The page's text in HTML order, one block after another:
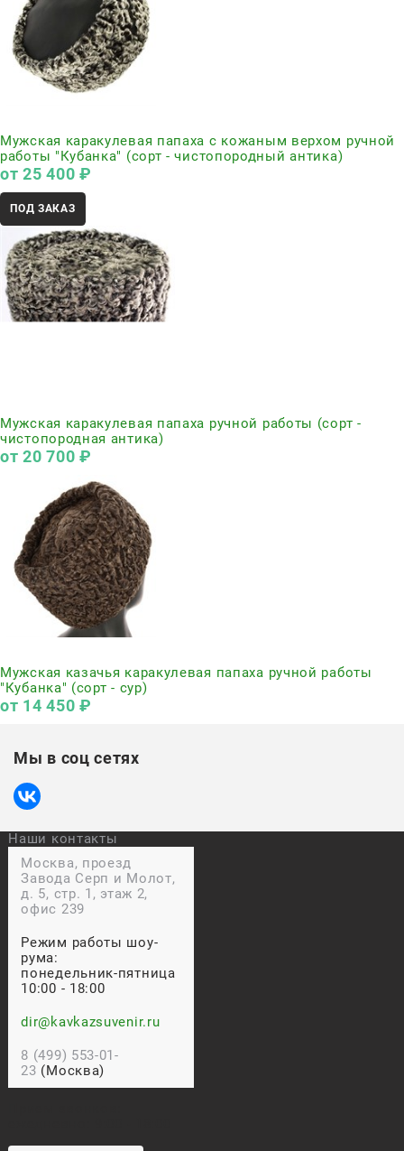
Мужская каракулевая папаха с кожаным верхом ручной
работы "Кубанка" (сорт - чистопородный антика)
от25 400 ₽
ПОД ЗАКАЗ
Мужская каракулевая папаха ручной работы (сорт -
чистопородная антика)
от20 700 ₽
Мужская казачья каракулевая папаха ручной работы
"Кубанка" (сорт - сур)
от 14 450 ₽
Мы в соц сетях
Наши контакты
Москва, проезд
Завода Серп и Молот,
д. 5, стр. 1, этаж 2,
офис 239
Режим работы шоу-
рума:
понедельник-пятница
10:00 - 18:00
dir@kavkazsuvenir.ru
8 (499) 553-01-
23 (Москва)